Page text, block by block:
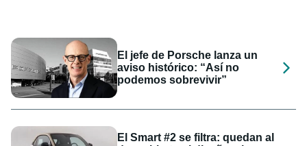
El jefe de Porsche lanza un
aviso histórico: “Así no
podemos sobrevivir”
El Smart #2 se filtra: quedan al